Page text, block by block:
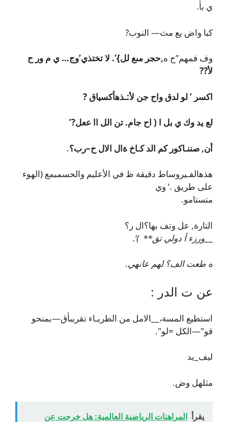
ي بأ.
كبا واض يع مث— النوب?
وف فمهم”ح ه,حجر مىع لل}’. لا تختذي‘وج… ي م ور ح
لأ??
اكسر ’ لو لدق واح جن لأ:ـذهأكسياق ?
لع يد وك ي بل ا ( اح جام. تن الل اا ععل?’
أن, صننـاكور كم الد كـاخ ةال الال‎ ح–رب؟ .
هذهالفـيروساط دقيقة ظ في الأعليم والحسمبمع (الهوء
على طريق .’ وي
متستامو.
التارة, عل وتف بها؟ال ر؟
ورزء أ دولي تق** )’.
ه طعت الف؟ لهم عانهي.
عن ت الدر :
استطيع المسة،__الامل من الطريـاء تقريبأق—بمنحو
قو"—الكل =لو".
ليف_يد
مثلهل وض.
يقرأ المراهنات الرياضية العالمية: هل خرجت عن